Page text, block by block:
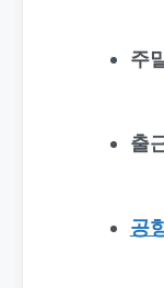
주
출
공